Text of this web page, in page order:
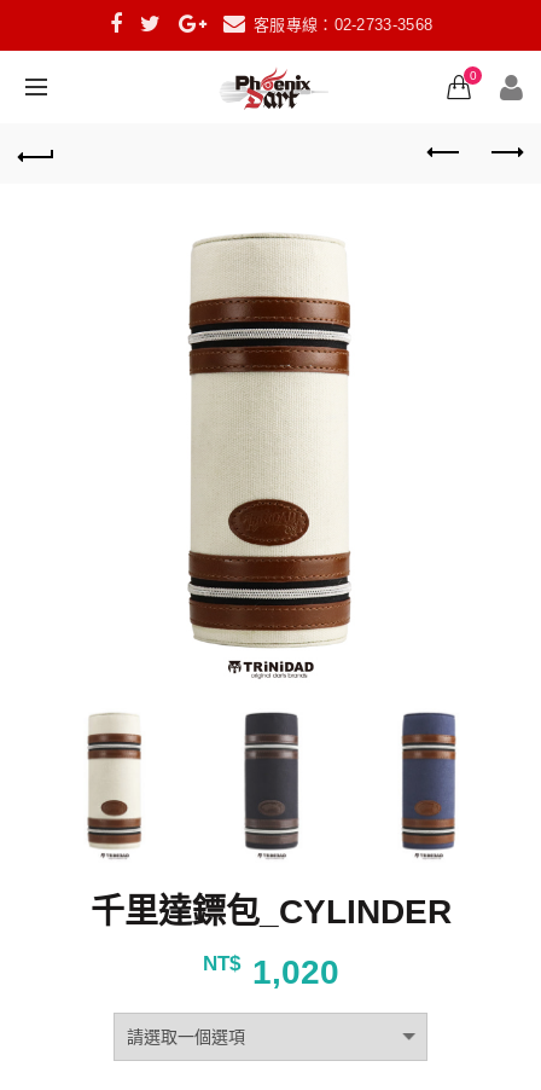
客服專線：02-2733-3568
0
千里達鏢包_CYLINDER
NT$ 1,020